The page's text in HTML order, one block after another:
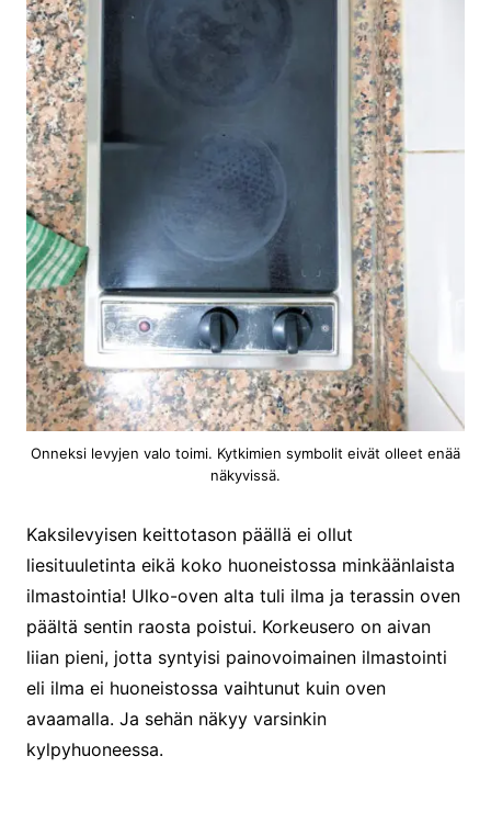
Onneksi levyjen valo toimi. Kytkimien symbolit eivät olleet enää
näkyvissä.
Kaksilevyisen keittotason päällä ei ollut
liesituuletinta eikä koko huoneistossa minkäänlaista
ilmastointia! Ulko-oven alta tuli ilma ja terassin oven
päältä sentin raosta poistui. Korkeusero on aivan
liian pieni, jotta syntyisi painovoimainen ilmastointi
eli ilma ei huoneistossa vaihtunut kuin oven
avaamalla. Ja sehän näkyy varsinkin
kylpyhuoneessa.